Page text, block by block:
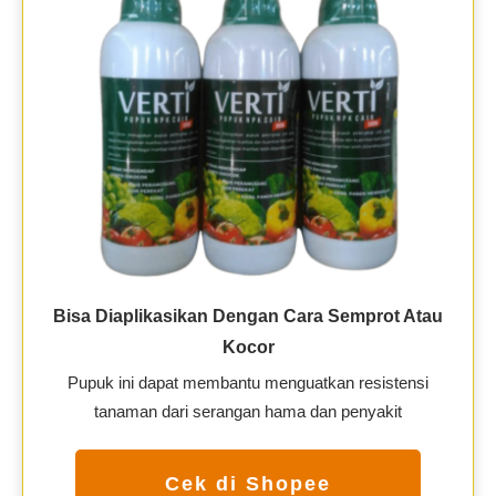
Bisa Diaplikasikan Dengan Cara Semprot Atau
Kocor
Pupuk ini dapat membantu menguatkan resistensi
tanaman dari serangan hama dan penyakit
Cek di Shopee